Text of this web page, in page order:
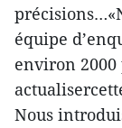
équipe
environ 2000
Nous